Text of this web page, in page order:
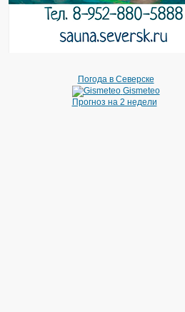
Погода в Северске
Gismeteo
Прогноз на 2 недели